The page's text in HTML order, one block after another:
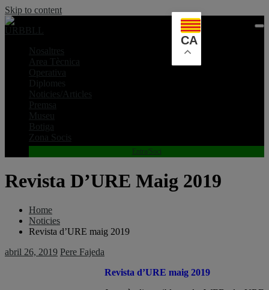
Skip to content
Nosaltres
Area Tècnica
Operativa
Diplomes
Noticies/Articles
Premsa
Museu
Botiga
Zona Socis
Entra/Soci
Revista D’URE Maig 2019
Home
Noticies
Revista d’URE maig 2019
abril 26, 2019 Pere Fajeda
Revista d’URE maig 2019
CA